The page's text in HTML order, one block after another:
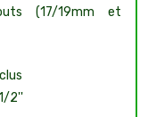
(17/19mm et
2''